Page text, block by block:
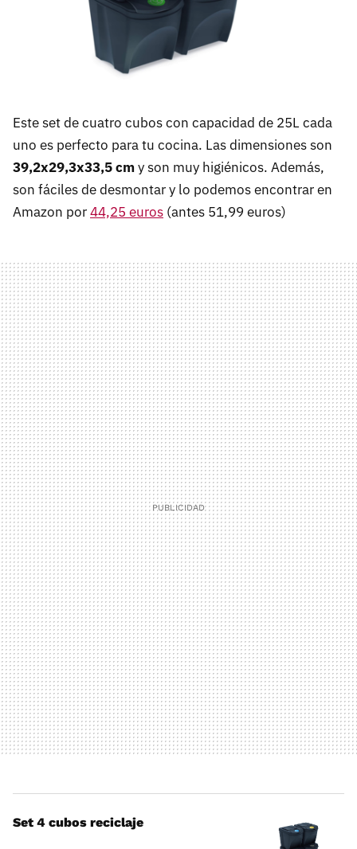
Este set de cuatro cubos con capacidad de 25L cada
uno es perfecto para tu cocina. Las dimensiones son
39,2x29,3x33,5 cmy son muy higiénicos. Además,
son fáciles de desmontar y lo podemos encontrar en
Amazon por44,25 euros (antes 51,99 euros)
Set 4 cubos reciclaje